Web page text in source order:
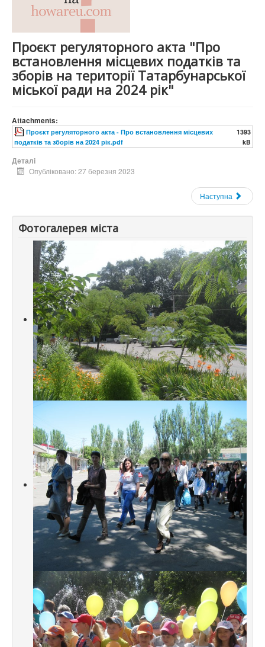
Проєкт регуляторного акта "Про
встановлення місцевих податків та
зборів на території Татарбунарської
міської ради на 2024 рік"
Attachments:
Проєкт регуляторного акта - Про встановлення місцевих
податків та зборів на 2024 рік.pdf
1393
kB
Деталі
Опубліковано: 27 березня 2023
Наступна
Фотогалерея міста